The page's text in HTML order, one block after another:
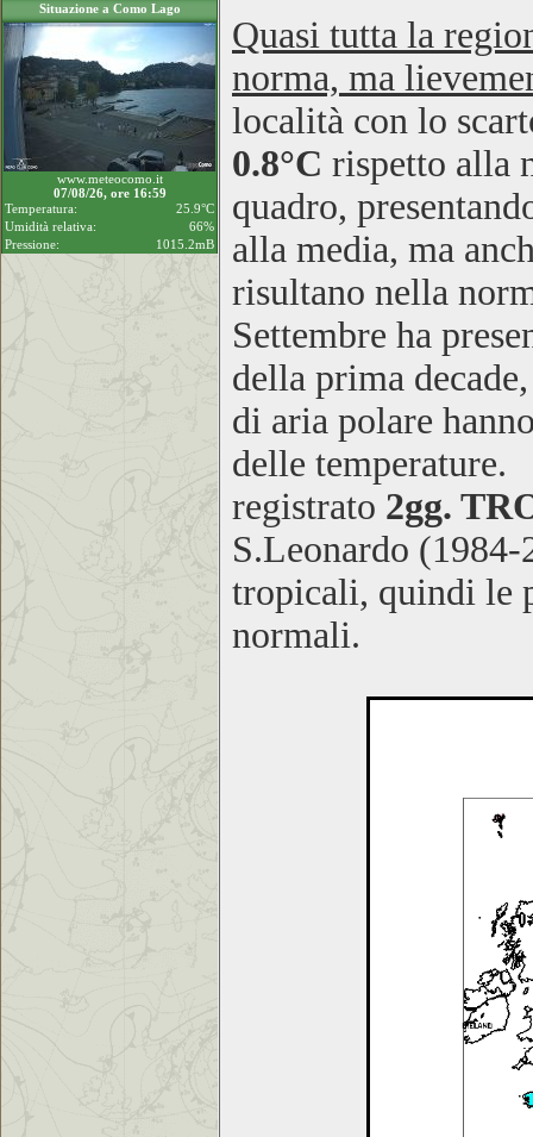
Situazione a Como Lago
www.meteocomo.it
07/08/26, ore 16:59
Temperatura:
25.9°C
Umidità relativa:
66%
Pressione:
1015.2mB
Quasi tutta la
norma, ma
località con lo
0.8°C rispetto alla
quadro,
alla media, ma
risultano nella
Settembre ha
della prima
di aria polare
delle
registrato 2gg.
S.Leonardo
tropicali, quindi le
normali.